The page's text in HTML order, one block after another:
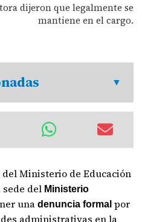
dijeron que legalmente se
mantiene en el cargo.
del Ministerio de Educación
sede del Ministerio
unadenuncia formalpor
administrativas en la